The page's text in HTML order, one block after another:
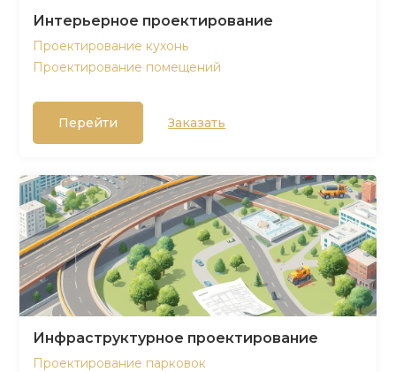
Интерьерное проектирование
Проектирование кухонь
Проектирование помещений
Перейти Заказать
Инфраструктурное проектирование
Проектирование парковок